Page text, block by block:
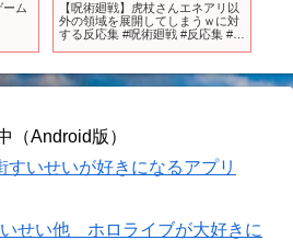
ーム
【呪術廻戦】虎杖さんエネアリ以
外の領域を展開してしまうｗに対
する反応集 #呪術廻戦 #反応集 #虎
（Android版）
いせいが好きになるアプリ
せい他 ホロライブが大好きに